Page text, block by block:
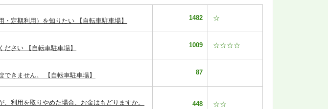
定期利用）を知りたい 【自転車駐車場】 1482 ☆
さい 【自転車駐車場】 1009 ☆☆☆☆
きません。 【自転車駐車場】 87
利用を取りやめた場合、お金はもどりますか。
448 ☆☆